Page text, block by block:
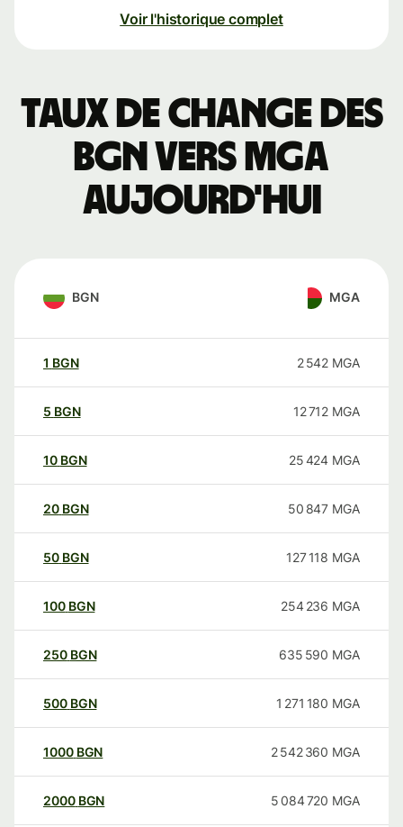
Voir l'historique complet
Taux de change des
BGN vers MGA
aujourd'hui
BGN MGA
1 BGN 2 542 MGA
5 BGN 12 712 MGA
10 BGN 25 424 MGA
20 BGN 50 847 MGA
50 BGN 127 118 MGA
100 BGN 254 236 MGA
250 BGN 635 590 MGA
500 BGN 1 271 180 MGA
1000 BGN 2 542 360 MGA
2000 BGN 5 084 720 MGA